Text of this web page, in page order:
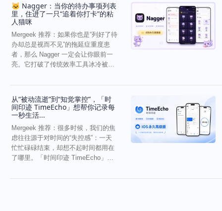
🐱 Nagger：当你的待办事项列表
里，住进了一只“追着你打卡”的粘
人猫咪
Mergeek 推荐：如果你也是“列好了待
办却总是视而不见”的拖延症重度患
者，那么 Nagger 一定会让你眼前一
亮。它打破了传统效率工具冰冷被动
从“被动流逝”到“知觉掌控”，「时
间印迹 TimeEcho」想帮你记录每
一秒生活...
Mergeek 推荐：很多时候，我们的焦
虑往往源于对时间的“失控感”：一天
忙忙碌碌结束，却想不起时间都用在
了哪里。「时间印迹 TimeEcho」的